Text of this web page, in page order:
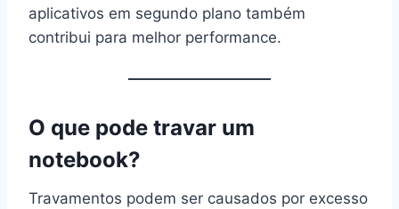
aplicativos em segundo plano também
contribui para melhor performance.
O que pode travar um
notebook?
Travamentos podem ser causados por excesso